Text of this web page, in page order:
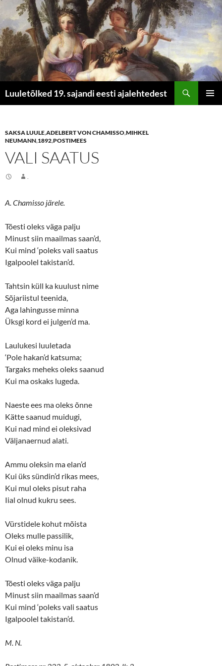
Luuletõlked 19. sajandi eesti ajalehtedest
SAKSA LUULE,ADELBERT VON CHAMISSO,MIHKEL
NEUMANN,1892,POSTIMEES
VALI SAATUS
A. Chamisso järele.
Tõesti oleks väga palju
Minust siin maailmas saan’d,
Kui mind ‘poleks vali saatus
Igalpoolel takistan’d.
Tahtsin küll ka kuulust nime
Sõjariistul teenida,
Aga lahingusse minna
Üksgi kord ei julgen’d ma.
Laulukesi luuletada
‘Pole hakan’d katsuma;
Targaks meheks oleks saanud
Kui ma oskaks lugeda.
Naeste ees ma oleks õnne
Kätte saanud muidugi,
Kui nad mind ei oleksivad
Väljanaernud alati.
Ammu oleksin ma elan’d
Kui üks sündin’d rikas mees,
Kui mul oleks pisut raha
Iial olnud kukru sees.
Vürstidele kohut mõista
Oleks mulle passilik,
Kui ei oleks minu isa
Olnud väike-kodanik.
Tõesti oleks väga palju
Minust siin maailmas saan’d
Kui mind ‘poleks vali saatus
Igalpoolel takistan’d.
M. N.